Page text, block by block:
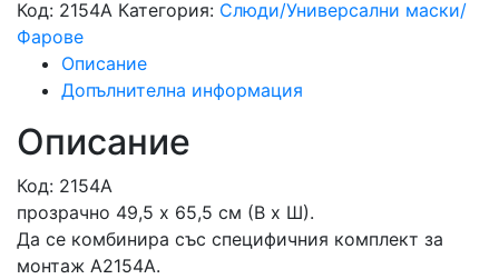
Код: 2154A Категория: Слюди/Универсални маски/
Фарове
Описание
Допълнителна информация
Описание
Код: 2154A
прозрачно 49,5 x 65,5 см (В x Ш).
Да се ​​комбинира със специфичния комплект за
монтаж A2154A.